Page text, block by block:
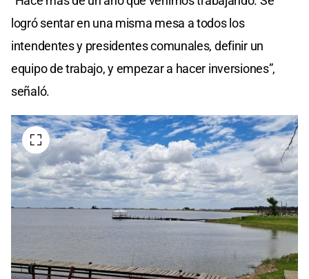
logró sentar en una misma mesa a todos los
intendentes y presidentes comunales, definir un
equipo de trabajo, y empezar a hacer inversiones”,
señaló.